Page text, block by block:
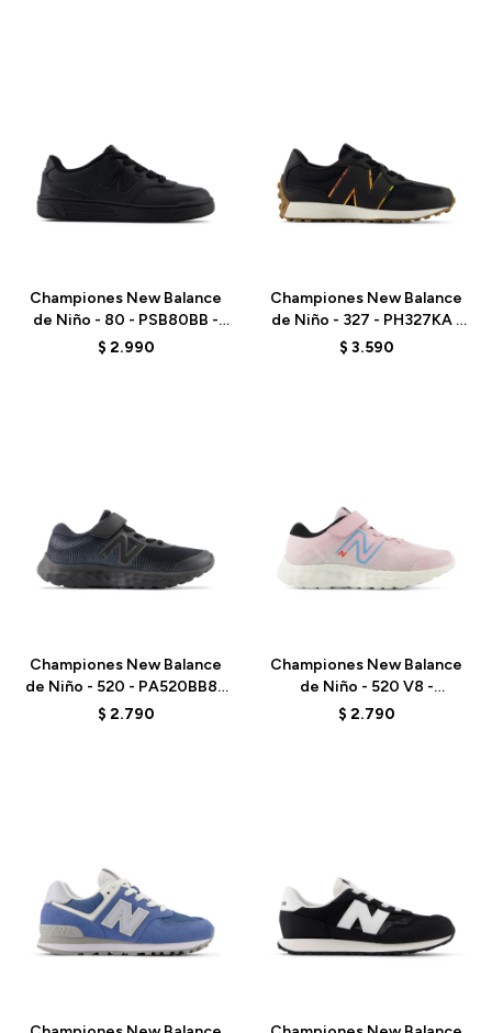
Championes New Balance
de Niño - 80 - PSB80BB -
ELD
$ 2.990
Championes New Balance
de Niño - 327 - PH327KA -
BLACK
$ 3.590
Championes New Balance
de Niño - 520 - PA520BB8 -
BLACK
$ 2.790
Championes New Balance
de Niño - 520 V8 -
PA520RS8 - MID CENTURY
$ 2.790